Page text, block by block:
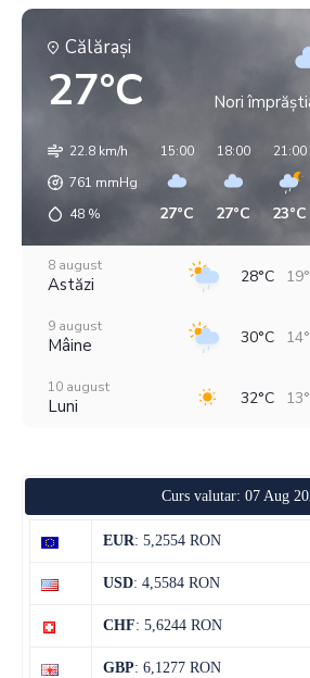
Călăraşi
27°C Nori
22.8 km/h
761 mmHg
48 %
15:00
27°C
18:00
27°C
21:00
23°C
8 august
Astăzi 28°C
9 august
Mâine 30°C
10 august
Luni 32°C
30°C
Joi
14 august
Curs valutar: 07 Aug
EUR: 5,2554 RON
USD: 4,5584 RON
CHF: 5,6244 RON
GBP: 6,1277 RON